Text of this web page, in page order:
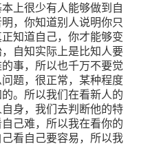
上很少有人能够做到自
，你知道别人说明你只
知道自己，你才能够变
自知实际上是比知人要
事，所以也千万不要觉
题，很正常，某种程度
。所以我们在看新人的
身，我们去判断他的特
己难，所以我在看你的
看自己要容易，所以我